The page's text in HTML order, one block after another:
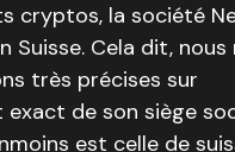
cryptos, la société
Suisse. Cela dit, nous
très précises sur
exact de son siège
est celle de